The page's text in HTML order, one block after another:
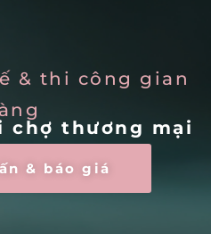
& thi công gian
chợ thương mại
& báo giá